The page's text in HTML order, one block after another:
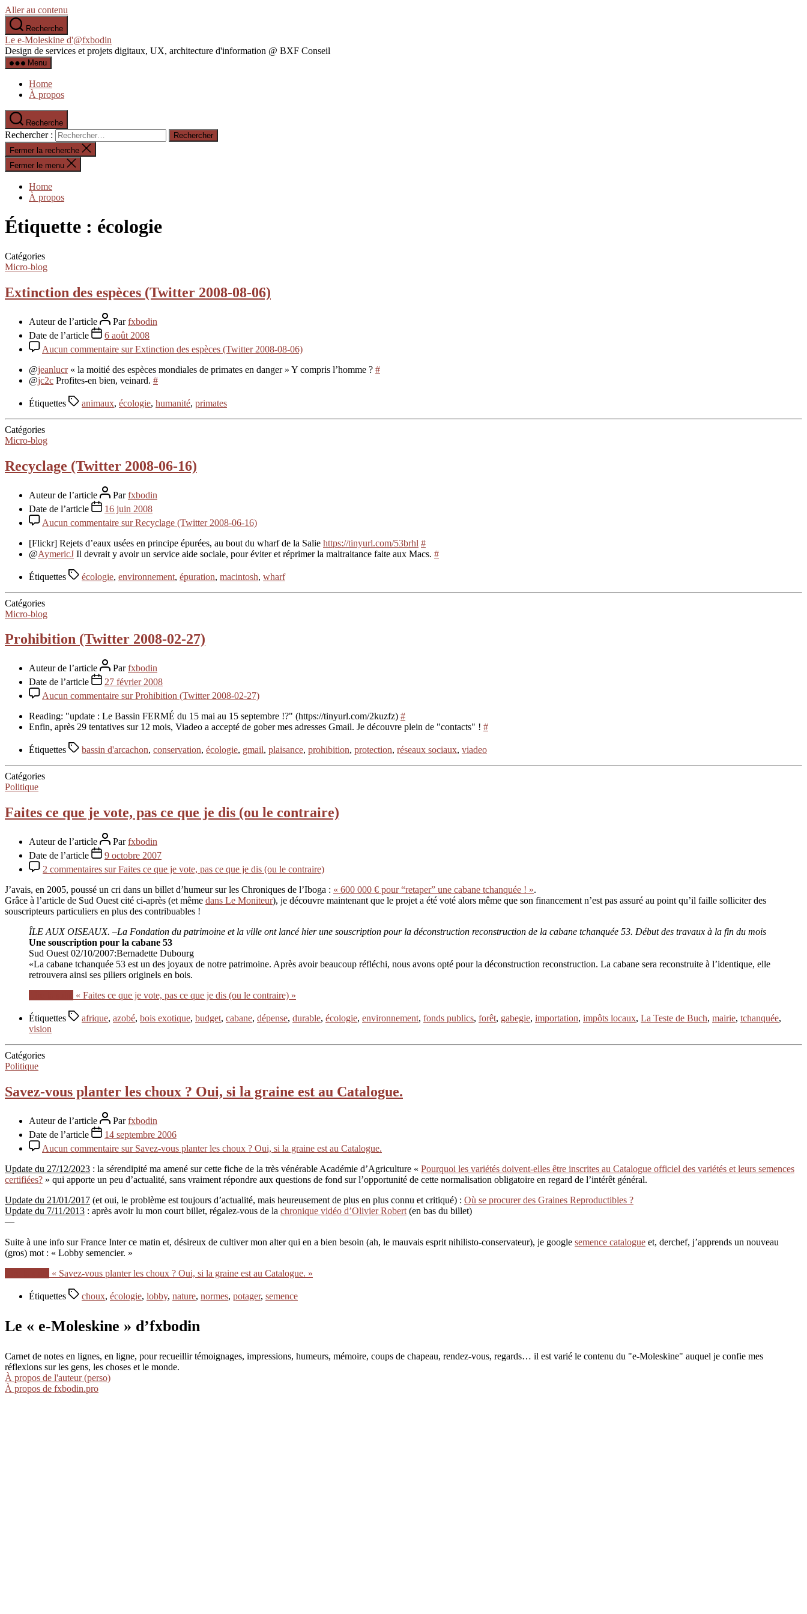
Aller au contenu
Recherche
Le e-Moleskine d'@fxbodin
Design de services et projets digitaux, UX, architecture d'information @ BXF Conseil
Menu
Home
À propos
Recherche
Rechercher :
Fermer la recherche
Fermer le menu
Home
À propos
Étiquette : écologie
Catégories
Micro-blog
Extinction des espèces (Twitter 2008-08-06)
Auteur de l’article Parfxbodin
Date de l’article
6 août 2008
Aucun commentaire sur Extinction des espèces (Twitter 2008-08-06)
@jeanlucr« la moitié des espèces mondiales de primates en danger » Y compris l’homme ? #
@jc2c Profites-en bien, veinard. #
Étiquettes animaux, écologie, humanité, primates
Catégories
Micro-blog
Recyclage (Twitter 2008-06-16)
Auteur de l’article Parfxbodin
Date de l’article
16 juin 2008
Aucun commentaire sur Recyclage (Twitter 2008-06-16)
[Flickr] Rejets d’eaux usées en principe épurées, au bout du wharf de la Salie https://tinyurl.com/53brhl #
@AymericJ Il devrait y avoir un service aide sociale, pour éviter et réprimer la maltraitance faite aux Macs. #
Étiquettes écologie, environnement, épuration, macintosh, wharf
Catégories
Micro-blog
Prohibition (Twitter 2008-02-27)
Auteur de l’article Parfxbodin
Date de l’article
27 février 2008
Aucun commentaire sur Prohibition (Twitter 2008-02-27)
Reading: "update : Le Bassin FERMÉ du 15 mai au 15 septembre !?" (https://tinyurl.com/2kuzfz) #
Enfin, après 29 tentatives sur 12 mois, Viadeo a accepté de gober mes adresses Gmail. Je découvre plein de "contacts" ! #
Étiquettes bassin d'arcachon, conservation, écologie, gmail, plaisance, prohibition, protection, réseaux sociaux, viadeo
Catégories
Politique
Faites ce que je vote, pas ce que je dis (ou le contraire)
Auteur de l’article Parfxbodin
Date de l’article
9 octobre 2007
2 commentaires sur Faites ce que je vote, pas ce que je dis (ou le contraire)
J’avais, en 2005, poussé un cri dans un billet d’humeur sur les Chroniques de l’Iboga : « 600 000 € pour “retaper” une cabane tchanquée ! ».
Grâce à l’article de Sud Ouest cité ci-après (et même dans Le Moniteur), je découvre maintenant que le projet a été voté alors même que son financement n’est pas assuré au point qu’il faille solliciter des
souscripteurs particuliers en plus des contribuables !
ÎLE AUX OISEAUX. –La Fondation du patrimoine et la ville ont lancé hier une souscription pour la déconstruction reconstruction de la cabane tchanquée 53. Début des travaux à la fin du mois
Une souscription pour la cabane 53
Sud Ouest 02/10/2007:Bernadette Dubourg
«La cabane tchanquée 53 est un des joyaux de notre patrimoine. Après avoir beaucoup réfléchi, nous avons opté pour la déconstruction reconstruction. La cabane sera reconstruite à l’identique, elle
retrouvera ainsi ses piliers originels en bois.
« Faites ce que je vote, pas ce que je dis (ou le contraire) »
Étiquettes afrique, azobé, bois exotique, budget, cabane, dépense, durable, écologie, environnement, fonds publics, forêt, gabegie, importation, impôts locaux, La Teste de Buch, mairie, tchanquée,
vision
Catégories
Politique
Savez-vous planter les choux ? Oui, si la graine est au Catalogue.
Auteur de l’article Parfxbodin
Date de l’article
14 septembre 2006
Aucun commentaire sur Savez-vous planter les choux ? Oui, si la graine est au Catalogue.
Update du 27/12/2023 : la sérendipité ma amené sur cette fiche de la très vénérable Académie d’Agriculture « Pourquoi les variétés doivent-elles être inscrites au Catalogue officiel des variétés et leurs semences
certifiées? » qui apporte un peu d’actualité, sans vraiment répondre aux questions de fond sur l’opportunité de cette normalisation obligatoire en regard de l’intérêt général.
Update du 21/01/2017 (et oui, le problème est toujours d’actualité, mais heureusement de plus en plus connu et critiqué) : Où se procurer des Graines Reproductibles ?
Update du 7/11/2013 : après avoir lu mon court billet, régalez-vous de la chronique vidéo d’Olivier Robert (en bas du billet)
—
Suite à une info sur France Inter ce matin et, désireux de cultiver mon alter qui en a bien besoin (ah, le mauvais esprit nihilisto-conservateur), je google semence catalogue et, derchef, j’apprends un nouveau
(gros) mot : « Lobby semencier. »
« Savez-vous planter les choux ? Oui, si la graine est au Catalogue. »
Étiquettes choux, écologie, lobby, nature, normes, potager, semence
Le « e-Moleskine » d’fxbodin
Carnet de notes en lignes, en ligne, pour recueillir témoignages, impressions, humeurs, mémoire, coups de chapeau, rendez-vous, regards… il est varié le contenu du "e-Moleskine" auquel je confie mes
réflexions sur les gens, les choses et le monde.
À propos de l'auteur (perso)
À propos de fxbodin.pro